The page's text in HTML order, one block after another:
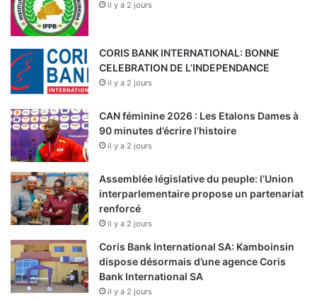
G
é
r
n
t
i
s
c
C
o
n
s
u
t
i
n
g
il y a 2 jours
CORIS BANK INTERNATIONAL: BONNE
CELEBRATION DE L’INDEPENDANCE
il y a 2 jours
CAN féminine 2026 : Les Etalons Dames à
90 minutes d’écrire l’histoire
il y a 2 jours
Assemblée législative du peuple: l’Union
interparlementaire propose un partenariat
renforcé
il y a 2 jours
Coris Bank International SA: Kamboinsin
dispose désormais d’une agence Coris
Bank International SA
il y a 2 jours